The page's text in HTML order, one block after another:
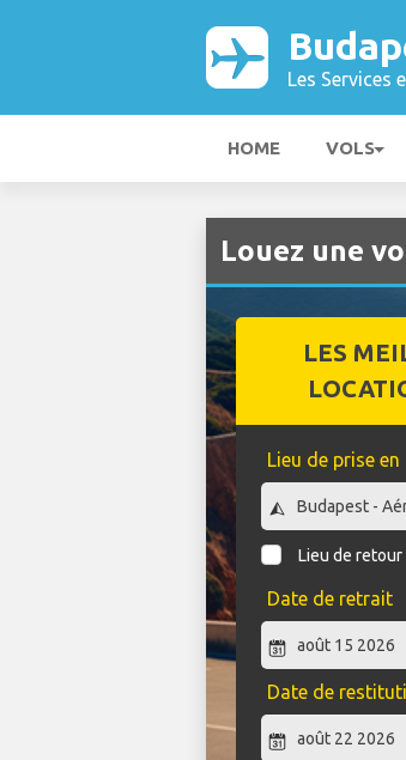
Les Services
HOME VOLS
Louez une
LES
Lieu de prise en
Lieu de
Date de retrait
Date de